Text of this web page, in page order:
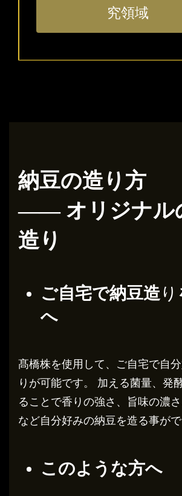
究領域
納豆の造 り方
―― オリジナル
造り
ご自宅で納豆造 り
へ
髙橋株を使用して、ご自宅で自
りが可能です。 加える菌量、発
ることで香りの強さ、旨味の濃
など自分好みの納豆を造る事がで
このような方へ